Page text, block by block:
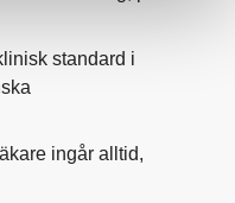
standard i
ingår alltid,